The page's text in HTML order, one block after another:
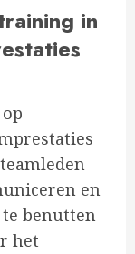
in
en
benutten
het